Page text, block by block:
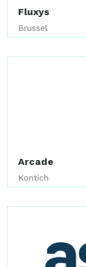
Fluxys
Brussel
Arcade
Kontich